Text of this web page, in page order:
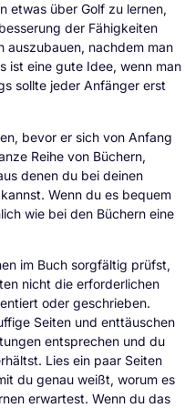
etwas über Golf zu lernen,
der Fähigkeiten
auszubauen, nachdem man
ist eine gute Idee, wenn man
sollte jeder Anfänger erst
bevor er sich von Anfang
Reihe von Büchern,
denen du bei deinen
Wenn du es bequem
wie bei den Büchern eine
im Buch sorgfältig prüfst,
nicht die erforderlichen
oder geschrieben.
Seiten und enttäuschen
entsprechen und du
Lies ein paar Seiten
du genau weißt, worum es
erwartest. Wenn du das